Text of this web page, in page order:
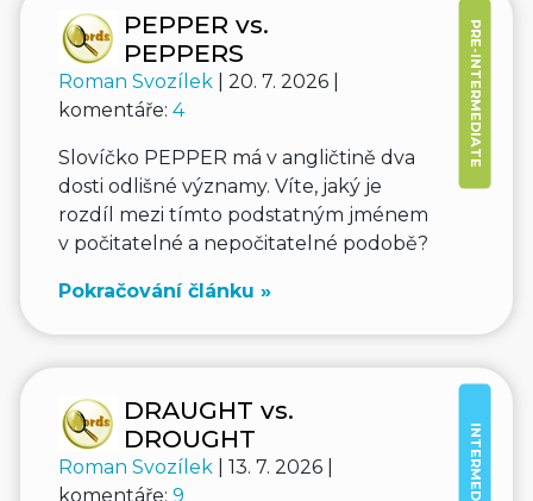
PRE-INTERMEDIATE
PEPPER vs.
PEPPERS
Roman Svozílek
| 20. 7. 2026 |
komentáře: 4
Slovíčko PEPPER má v angličtině dva
dosti odlišné významy. Víte, jaký je
rozdíl mezi tímto podstatným jménem
v počitatelné a nepočitatelné podobě?
Pokračování článku »
DRAUGHT vs.
DROUGHT
Roman Svozílek
| 13. 7. 2026 |
komentáře: 9